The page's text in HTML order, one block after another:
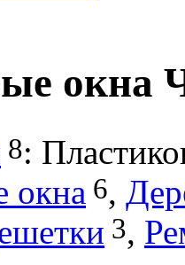
окна
8:
окна 6,
3,